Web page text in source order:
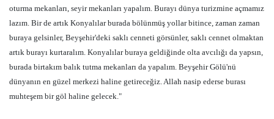
oturma mekanları, seyir mekanları yapalım. Burayı dünya turizmine açmamız
lazım. Bir de artık Konyalılar burada bölünmüş yollar bitince, zaman zaman
buraya gelsinler, Beyşehir'deki saklı cenneti görsünler, saklı cennet olmaktan
artık burayı kurtaralım. Konyalılar buraya geldiğinde olta avcılığı da yapsın,
burada birtakım balık tutma mekanları da yapalım. Beyşehir Gölü'nü
dünyanın en güzel merkezi haline getireceğiz. Allah nasip ederse burası
muhteşem bir göl haline gelecek."